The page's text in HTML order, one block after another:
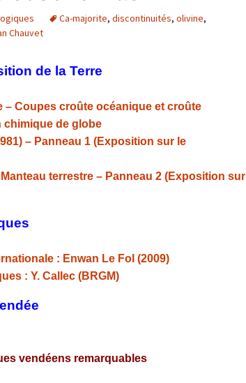
Expositions,
Ca-majorite, discontinuités, olivine,
Chauvet
de la Terre
– Coupes croûte océanique et croûte
chimique de globe
– Panneau 1 (Exposition sur le
terrestre – Panneau 2 (Exposition sur
: Enwan Le Fol (2009)
: Y. Callec (BRGM)
vendéens remarquables